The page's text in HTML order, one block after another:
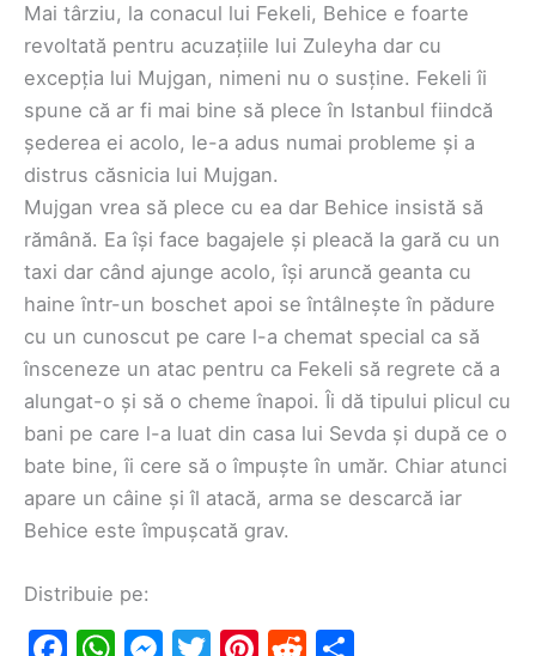
Mai târziu, la conacul lui Fekeli, Behice e foarte
revoltată pentru acuzațiile lui Zuleyha dar cu
excepția lui Mujgan, nimeni nu o susține. Fekeli îi
spune că ar fi mai bine să plece în Istanbul fiindcă
șederea ei acolo, le-a adus numai probleme și a
distrus căsnicia lui Mujgan.
Mujgan vrea să plece cu ea dar Behice insistă să
rămână. Ea își face bagajele și pleacă la gară cu un
taxi dar când ajunge acolo, își aruncă geanta cu
haine într-un boschet apoi se întâlnește în pădure
cu un cunoscut pe care l-a chemat special ca să
însceneze un atac pentru ca Fekeli să regrete că a
alungat-o și să o cheme înapoi. Îi dă tipului plicul cu
bani pe care l-a luat din casa lui Sevda și după ce o
bate bine, îi cere să o împuște în umăr. Chiar atunci
apare un câine și îl atacă, arma se descarcă iar
Behice este împușcată grav.
Distribuie pe: